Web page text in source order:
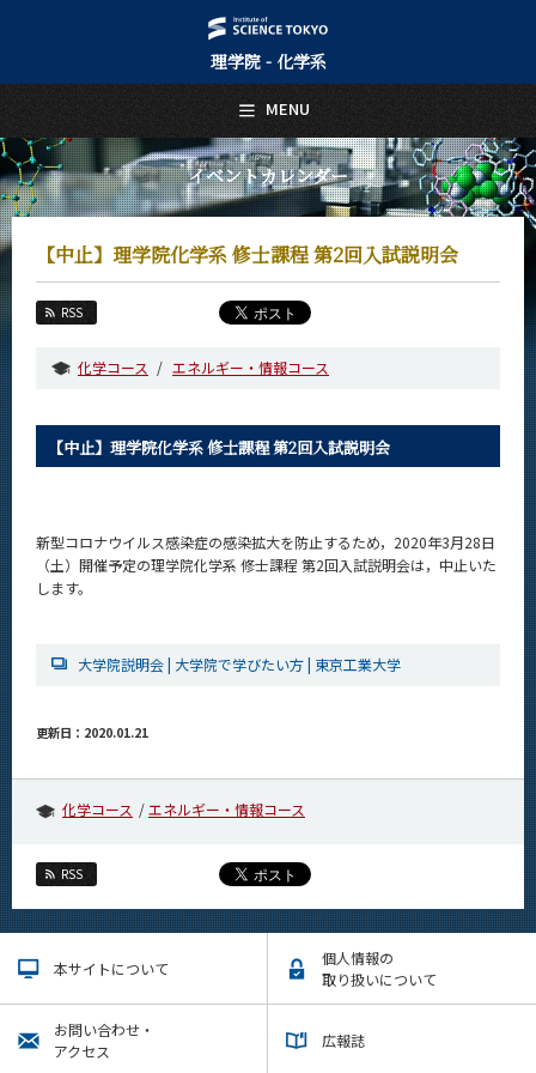
理学院 - 化学系
イベントカレンダー
【中止】理学院化学系 修士課程 第2回入試説明会
RSS
化学コース エネルギー・情報コース
【中止】理学院化学系 修士課程 第2回入試説明会
新型コロナウイルス感染症の感染拡大を防止するため，2020年3月28日
（土）開催予定の理学院化学系 修士課程 第2回入試説明会は，中止いた
します。
大学院説明会 | 大学院で学びたい方 | 東京工業大学
更新日：2020.01.21
化学コース エネルギー・情報コース
RSS
本サイトについて
個人情報の
取り扱いについて
お問い合わせ・
アクセス
広報誌
MENU
日本語 English
トップページ
Top Page
化学系について
About Us
Education
入学案内
化学系 News
News
イベントカレンダー
今後のイベント
サイト構成
学内向け情報
系詳細情報
CLOSE